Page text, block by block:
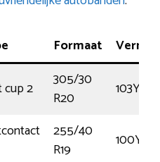
Formaat
2
305/30
R20
103Y
255/40
R19
100Y